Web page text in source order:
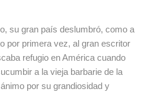
su gran país deslumbró, como a
por primera vez, al gran escritor
refugio en América cuando
a la vieja barbarie de la
por su grandiosidad y